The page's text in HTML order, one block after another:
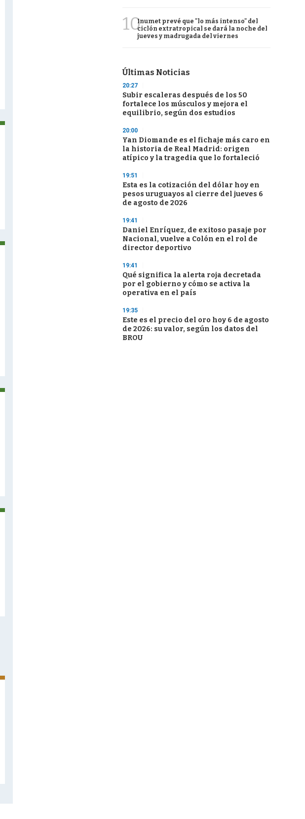
10Inumet prevé que "lo más intenso" del
ciclón extratropical se dará la noche del
jueves y madrugada del viernes
Últimas Noticias
20:27
Subir escaleras después de los 50
fortalece los músculos y mejora el
equilibrio, según dos estudios
20:00
Yan Diomande es el fichaje más caro en
la historia de Real Madrid: origen
atípico y la tragedia que lo fortaleció
19:51
Esta es la cotización del dólar hoy en
pesos uruguayos al cierre del jueves 6
de agosto de 2026
19:41
Daniel Enríquez, de exitoso pasaje por
Nacional, vuelve a Colón en el rol de
director deportivo
19:41
Qué significa la alerta roja decretada
por el gobierno y cómo se activa la
operativa en el país
19:35
Este es el precio del oro hoy 6 de agosto
de 2026: su valor, según los datos del
BROU